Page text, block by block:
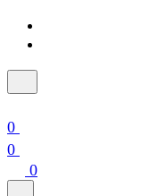
0
0
0